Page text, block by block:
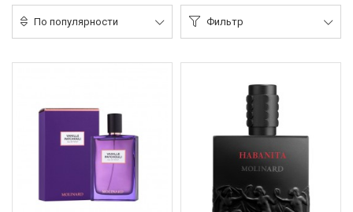
По популярности Фильтр